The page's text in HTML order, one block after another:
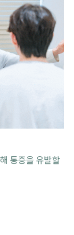
통증을 유발할